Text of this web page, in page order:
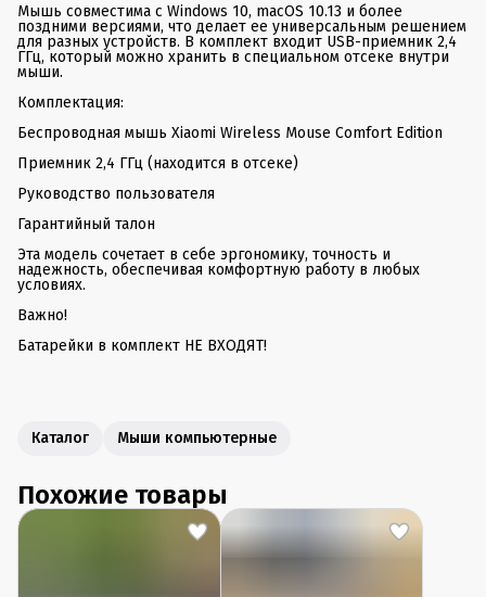
Мышь совместима с Windows 10, macOS 10.13 и более
поздними версиями, что делает ее универсальным решением
для разных устройств. В комплект входит USB-приемник 2,4
ГГц, который можно хранить в специальном отсеке внутри
мыши.
Комплектация:
Беспроводная мышь Xiaomi Wireless Mouse Comfort Edition
Приемник 2,4 ГГц (находится в отсеке)
Руководство пользователя
Гарантийный талон
Эта модель сочетает в себе эргономику, точность и
надежность, обеспечивая комфортную работу в любых
условиях.
Важно!
Батарейки в комплект НЕ ВХОДЯТ!
Каталог Мыши компьютерные
Похожие товары